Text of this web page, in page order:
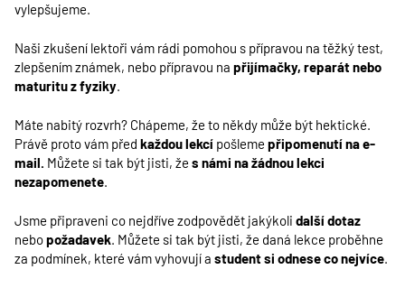
vylepšujeme.
Naši zkušení lektoři vám rádi pomohou s přípravou na těžký test,
zlepšením známek, nebo přípravou na přijímačky, reparát nebo
maturitu z fyziky.
Máte nabitý rozvrh? Chápeme, že to někdy může být hektické.
Právě proto vám před každou lekcí pošleme připomenutí nae-
mail. Můžete si tak být jisti, že s námi na žádnou lekci
nezapomenete.
Jsme připraveni co nejdříve zodpovědět jakýkoli další dotaz
nebopožadavek. Můžete si tak být jisti, že daná lekce proběhne
za podmínek, které vám vyhovují a student si odnese co nejvíce.